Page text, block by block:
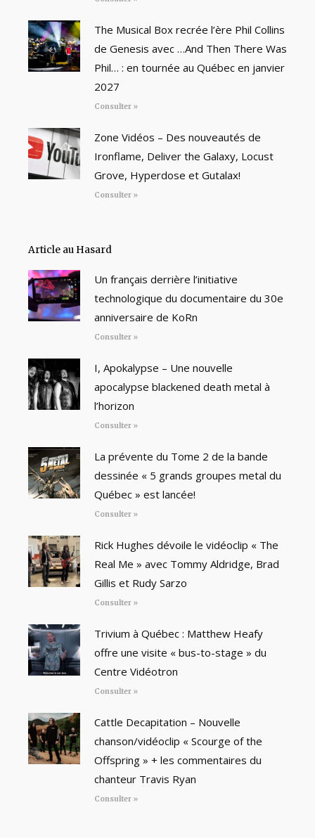
The Musical Box recrée l’ère Phil Collins
de Genesis avec …And Then There Was
Phil… : en tournée au Québec en janvier
2027
Consulter »
Zone Vidéos – Des nouveautés de
Ironflame, Deliver the Galaxy, Locust
Grove, Hyperdose et Gutalax!
Consulter »
Article au Hasard
Un français derrière l’initiative
technologique du documentaire du 30e
anniversaire de KoRn
Consulter »
I, Apokalypse – Une nouvelle
apocalypse blackened death metal à
l’horizon
Consulter »
La prévente du Tome 2 de la bande
dessinée « 5 grands groupes metal du
Québec » est lancée!
Consulter »
Rick Hughes dévoile le vidéoclip « The
Real Me » avec Tommy Aldridge, Brad
Gillis et Rudy Sarzo
Consulter »
Trivium à Québec : Matthew Heafy
offre une visite « bus-to-stage » du
Centre Vidéotron
Consulter »
Cattle Decapitation – Nouvelle
chanson/vidéoclip « Scourge of the
Offspring » + les commentaires du
chanteur Travis Ryan
Consulter »